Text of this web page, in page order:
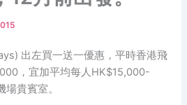
出左買一送一優惠，平時香港飛
，宜加平均每人HK$15,000-
貴賓室。